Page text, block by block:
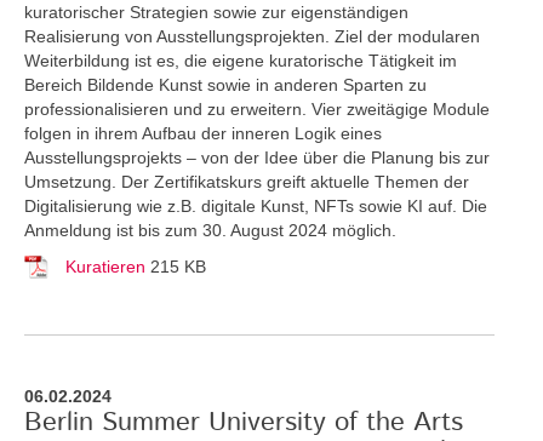
kuratorischer Strategien sowie zur eigenständigen
Realisierung von Ausstellungsprojekten. Ziel der modularen
Weiterbildung ist es, die eigene kuratorische Tätigkeit im
Bereich Bildende Kunst sowie in anderen Sparten zu
professionalisieren und zu erweitern. Vier zweitägige Module
folgen in ihrem Aufbau der inneren Logik eines
Ausstellungsprojekts – von der Idee über die Planung bis zur
Umsetzung. Der Zertifikatskurs greift aktuelle Themen der
Digitalisierung wie z.B. digitale Kunst, NFTs sowie KI auf. Die
Anmeldung ist bis zum 30. August 2024 möglich.
Kuratieren 215 KB
06.02.2024
Berlin Summer University of the Arts